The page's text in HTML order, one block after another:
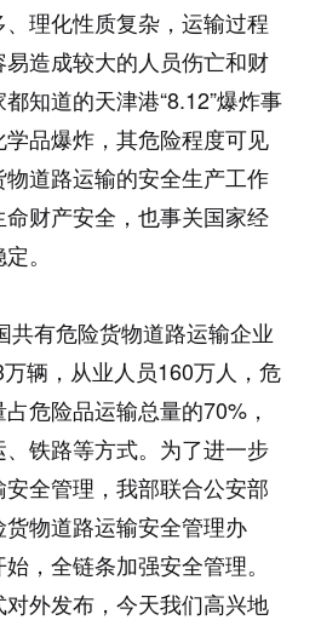
理化性质复杂，运输过程
造成较大的人员伤亡和财
知道的天津港“8.12”爆炸事
品爆炸，其危险程度可见
道路运输的安全生产工作
财产安全，也事关国家经
。
共有危险货物道路运输企业
辆，从业人员160万人，危
危险品运输总量的70%，
铁路等方式。为了进一步
全管理，我部联合公安部
物道路运输安全管理办
，全链条加强安全管理。
外发布，今天我们高兴地